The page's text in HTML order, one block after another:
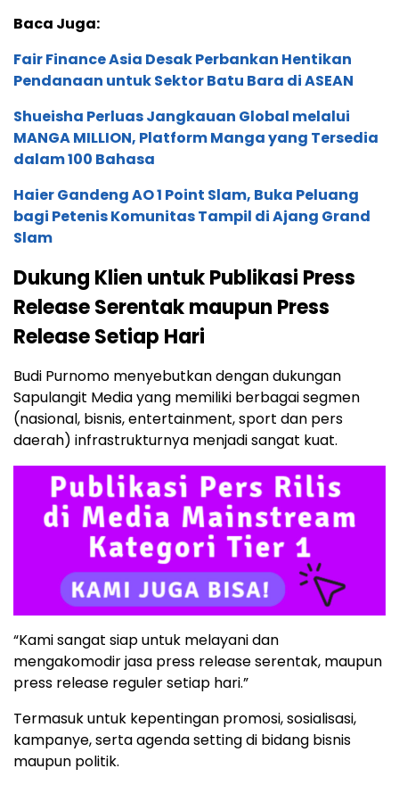
Baca Juga:
Fair Finance Asia Desak Perbankan Hentikan
Pendanaan untuk Sektor Batu Bara di ASEAN
Shueisha Perluas Jangkauan Global melalui
MANGA MILLION, Platform Manga yang Tersedia
dalam 100 Bahasa
Haier Gandeng AO 1 Point Slam, Buka Peluang
bagi Petenis Komunitas Tampil di Ajang Grand
Slam
Dukung Klien untuk Publikasi Press
Release Serentak maupun Press
Release Setiap Hari
Budi Purnomo menyebutkan dengan dukungan
Sapulangit Media yang memiliki berbagai segmen
(nasional, bisnis, entertainment, sport dan pers
daerah) infrastrukturnya menjadi sangat kuat.
“Kami sangat siap untuk melayani dan
mengakomodir jasa press release serentak, maupun
press release reguler setiap hari.”
Termasuk untuk kepentingan promosi, sosialisasi,
kampanye, serta agenda setting di bidang bisnis
maupun politik.